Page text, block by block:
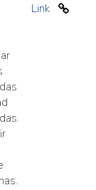
Link